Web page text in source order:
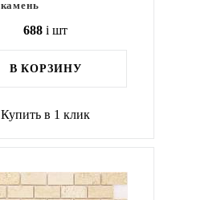
камень
688 i шт
В КОРЗИНУ
Купить в 1 клик